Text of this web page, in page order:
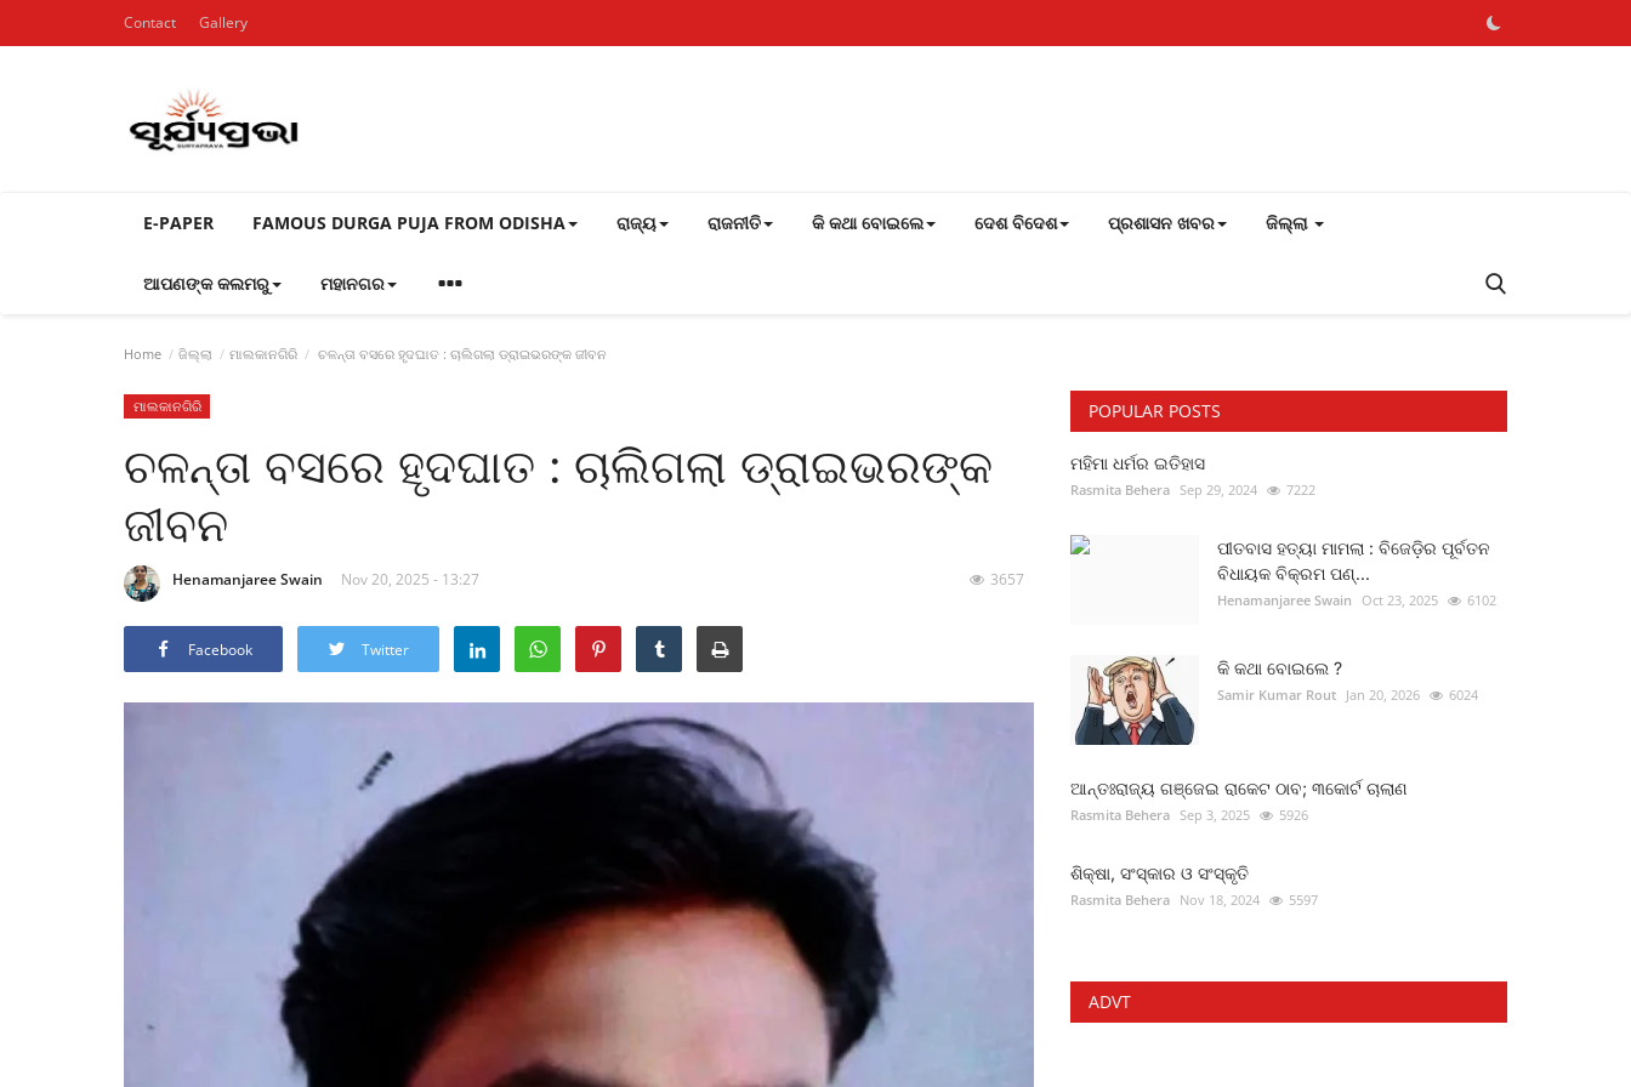
Contact Gallery
E-PAPER FAMOUS DURGA PUJA FROM ODISHA ରାଜ୍ୟ ରାଜନୀତି କି କଥା ବୋଇଲେ ଦେଶ ବିଦେଶ ପ୍ରଶାସନ ଖବର ଜିଲ୍ଲା
ଆପଣଙ୍କ କଲମରୁ ମହାନଗର
Home ଜିଲ୍ଲା ମାଲକାନଗିରି ଚଳନ୍ତା ବସରେ ହୃଦଘାତ : ଚାଲିଗଲା ଡ୍ରାଇଭରଙ୍କ ଜୀବନ
ମାଲକାନଗିରି
ଚଳନ୍ତା ବସରେ ହୃଦଘାତ : ଚାଲିଗଲା ଡ୍ରାଇଭରଙ୍କ
ଜୀବନ
Henamanjaree Swain Nov 20, 2025 - 13:27 3657
Facebook Twitter
POPULAR POSTS
ମହିମା ଧର୍ମର ଇତିହାସ
Rasmita Behera Sep 29, 2024 7222
ପୀତବାସ ହତ୍ୟା ମାମଲା : ବିଜେଡ଼ିର ପୂର୍ବତନ
ବିଧାୟକ ବିକ୍ରମ ପଣ୍...
Henamanjaree Swain Oct 23, 2025 6102
କି କଥା ବୋଇଲେ ?
Samir Kumar Rout Jan 20, 2026 6024
ଆନ୍ତଃରାଜ୍ୟ ଗଞ୍ଜେଇ ରାକେଟ ଠାବ; ୩କୋର୍ଟ ଚାଲାଣ
Rasmita Behera Sep 3, 2025 5926
ଶିକ୍ଷା, ସଂସ୍କାର ଓ ସଂସ୍କୃତି
Rasmita Behera Nov 18, 2024 5597
ADVT